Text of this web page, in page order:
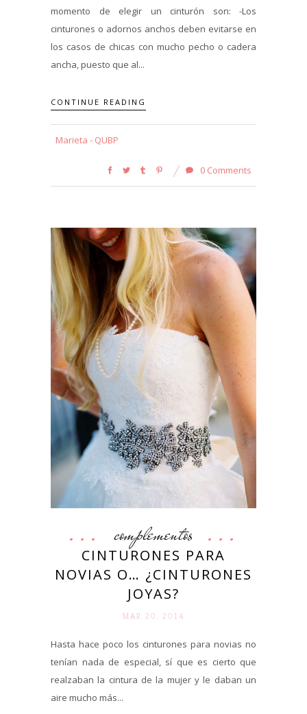
momento de elegir un cinturón son: -Los
cinturones o adornos anchos deben evitarse en
los casos de chicas con mucho pecho o cadera
ancha, puesto que al...
CONTINUE READING
Marieta - QUBP
0 Comments
complementos
CINTURONES PARA
NOVIAS O… ¿CINTURONES
JOYAS?
MAR 20. 2014
Hasta hace poco los cinturones para novias no
tenían nada de especial, sí que es cierto que
realzaban la cintura de la mujer y le daban un
aire mucho más...